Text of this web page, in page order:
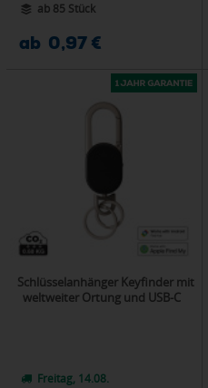
ab 85 Stück
ab 0,97 €
Schlüsselanhänger Keyfinder mit
weltweiter Ortung und USB-C
Freitag, 14.08.